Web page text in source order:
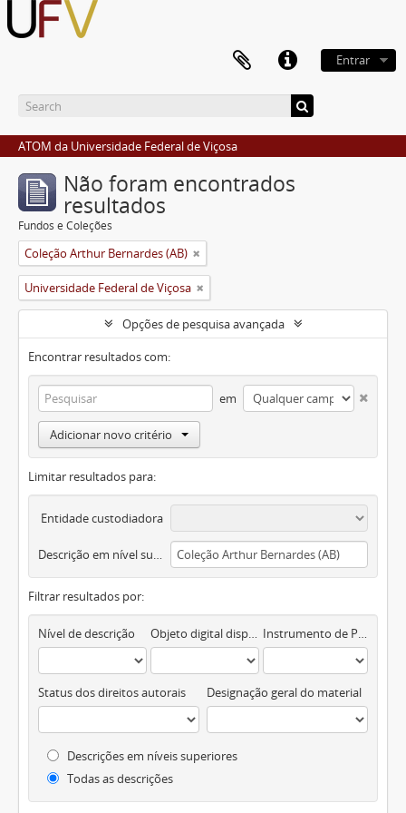
Entrar
ATOM da Universidade Federal de Viçosa
Não foram encontrados
resultados
Fundos e Coleções
Coleção Arthur Bernardes (AB)
Universidade Federal de Viçosa
Opções de pesquisa avançada
Encontrar resultados com:
em
Adicionar novo critério
Limitar resultados para:
Entidade custodiadora
Descrição em nível superior
Filtrar resultados por:
Nível de descrição Objeto digital disponível Instrumento de Pesquisa
Status dos direitos autorais Designação geral do material
Descrições em níveis superiores
Todas as descrições